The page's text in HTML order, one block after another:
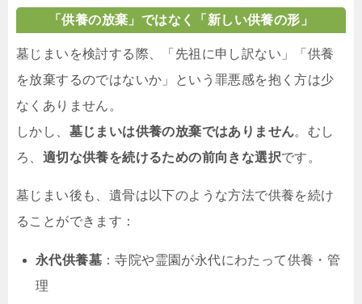
「供養の放棄」ではなく「新しい供養の形」
墓じまいを検討する際、「先祖に申し訳ない」「供養
を放棄するのではないか」という罪悪感を抱く方は少
なくありません。
しかし、 墓じまいは供養の放棄ではありません。むし
ろ、 適切な供養を続けるための前向きな選択です。
墓じまい後も、遺骨は以下のような方法で供養を続け
ることができます：
永代供養墓 ：寺院や霊園が永代にわたって供養・管
理